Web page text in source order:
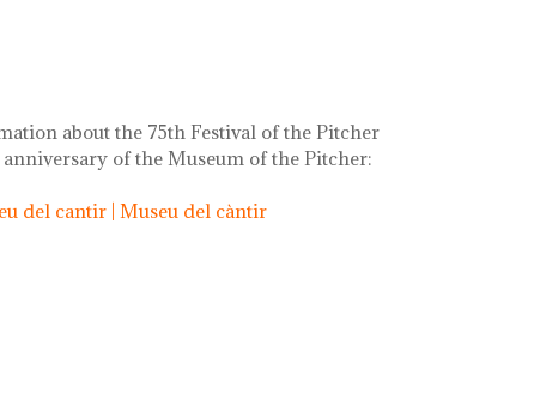
about the 75th Festival of the Pitcher
of the Museum of the Pitcher:
del cantir | Museu del càntir